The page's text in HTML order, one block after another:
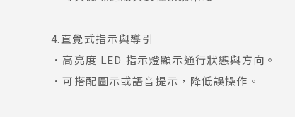
4.直覺式指示與導引
．高亮度 LED 指示燈顯示通行狀態與方向。
．可搭配圖示或語音提示，降低誤操作。